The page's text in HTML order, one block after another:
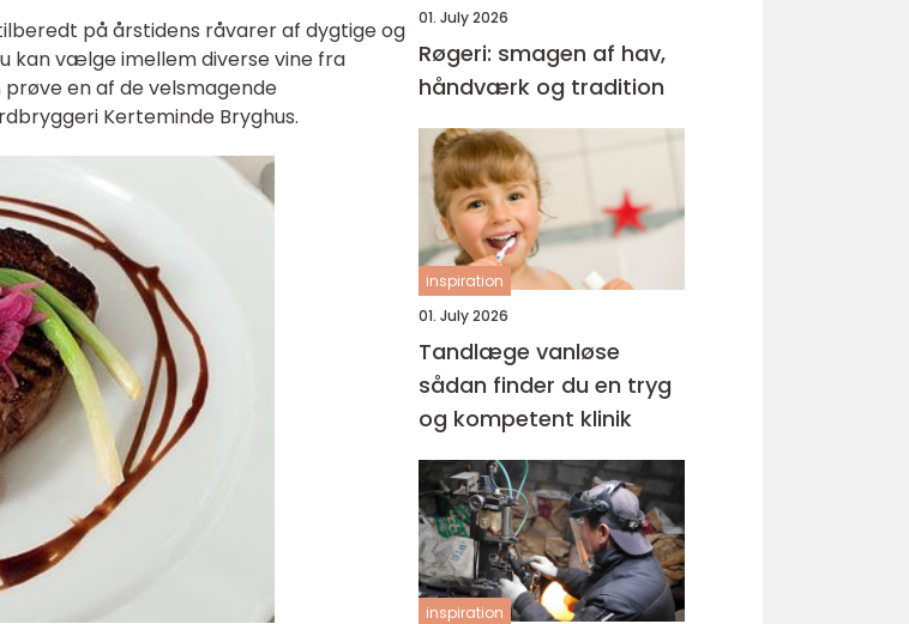
på årstidens råvarer af dygtige og
kan vælge imellem diverse vine fra
en af de velsmagende
Kerteminde Bryghus.
01. July 2026
Røgeri: smagen af hav,
håndværk og tradition
inspiration
01. July 2026
Tandlæge vanløse
sådan finder du en tryg
og kompetent klinik
inspiration